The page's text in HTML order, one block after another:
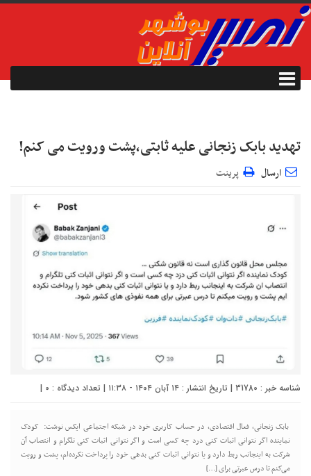
تهدید بابک زنجانی علیه ثابتی،پشت ورویت می کنم!
ارسال پرینت
شناسه خبر : 31780 | تاریخ انتشار : ۱۴ آبان ۱۴۰۴ - ۱۱:۳۸ | تعداد دیدگاه : 0
|
بابک زنجانی، فعال اقتصادی، در حساب کاربری خود در شبکه اجتماعی ایکس نوشت: کودک
نماینده اگر نتوانی اثبات کنی درد چه کسی است و اگر نتوانی اثبات کنی تلگرام و انتصاب آن
شرکت به اینجانب ربط دارد و یا نتوانی اثبات کنی بدهی خود را پرداخت نکرده‌ام، پشت و رویت
می‌کنم تا درس عبرتی برای […]